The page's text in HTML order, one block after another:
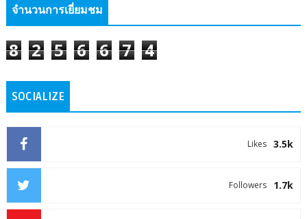
จำนวนการเยี่ยมชม
8 2 5 6 6 7 4
SOCIALIZE
3.5k
Likes
1.7k
Followers